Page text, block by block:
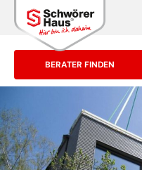
BERATER FINDEN